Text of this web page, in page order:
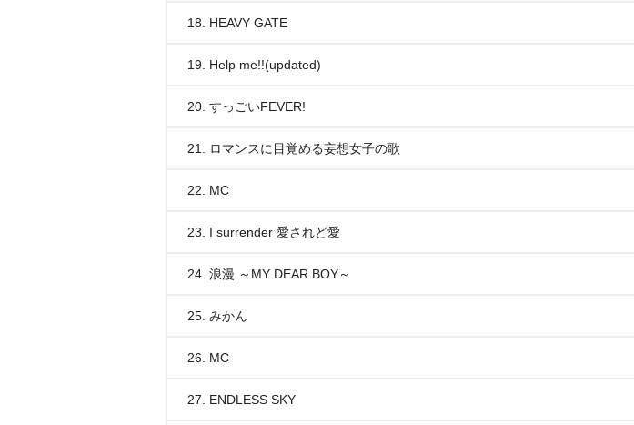
18. HEAVY GATE
19. Help me!!(updated)
20. すっごいFEVER!
21. ロマンスに目覚める妄想女子の歌
22. MC
23. I surrender 愛されど愛
24. 浪漫 ～MY DEAR BOY～
25. みかん
26. MC
27. ENDLESS SKY